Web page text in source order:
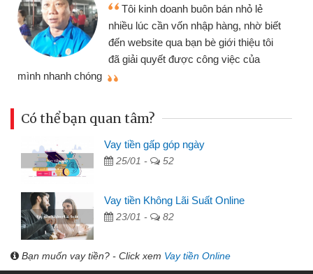
Tôi kinh doanh buôn bán nhỏ lẻ
nhiều lúc cần vốn nhập hàng, nhờ biết
đến website qua bạn bè giới thiệu tôi
đã giải quyết được công việc của
mình nhanh chóng
Có thể bạn quan tâm?
Vay tiền gấp góp ngày
25/01 - 52
Vay tiền Không Lãi Suất Online
23/01 - 82
Bạn muốn vay tiền? - Click xem Vay tiền Online